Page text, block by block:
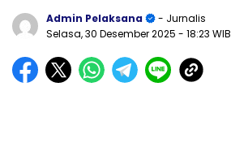
Admin Pelaksana
- Jurnalis
Selasa, 30 Desember 2025 - 18:23 WIB